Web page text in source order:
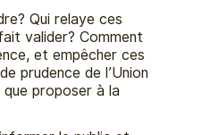
Qui relaye ces
valider? Comment
et empêcher ces
prudence de l’Union
proposer à la